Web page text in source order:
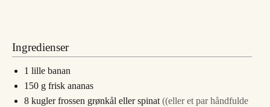
Ingredienser
1 lille banan
150 g frisk ananas
8 kuglerfrossen grønkål eller spinat ((eller et par håndfulde